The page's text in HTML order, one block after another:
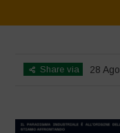
Share via 28